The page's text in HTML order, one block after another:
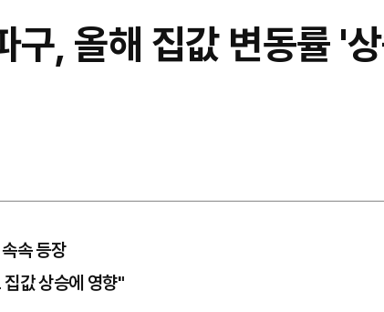
구, 올해 집값 변동률 '
속 등장
값 상승에 영향"